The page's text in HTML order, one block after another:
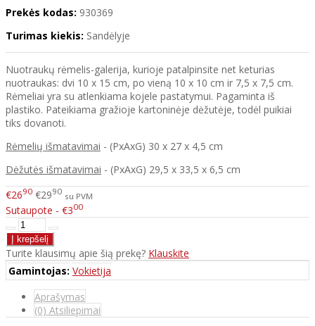
Prekės kodas: 930369
Turimas kiekis: Sandėlyje
Nuotraukų rėmelis-galerija, kurioje patalpinsite net keturias
nuotraukas: dvi 10 x 15 cm, po vieną 10 x 10 cm ir 7,5 x 7,5 cm.
Rėmeliai yra su atlenkiama kojele pastatymui. Pagaminta iš
plastiko. Pateikiama gražioje kartoninėje dėžutėje, todėl puikiai
tiks dovanoti.
Rėmelių išmatavimai - (PxAxG) 30 x 27 x 4,5 cm
Dėžutės išmatavimai - (PxAxG) 29,5 x 33,5 x 6,5 cm
€2690 €2990 su PVM
Sutaupote - €300
Turite klausimų apie šią prekę? Klauskite
Gamintojas: Vokietija
Aprašymas
(0) Atsiliepimai